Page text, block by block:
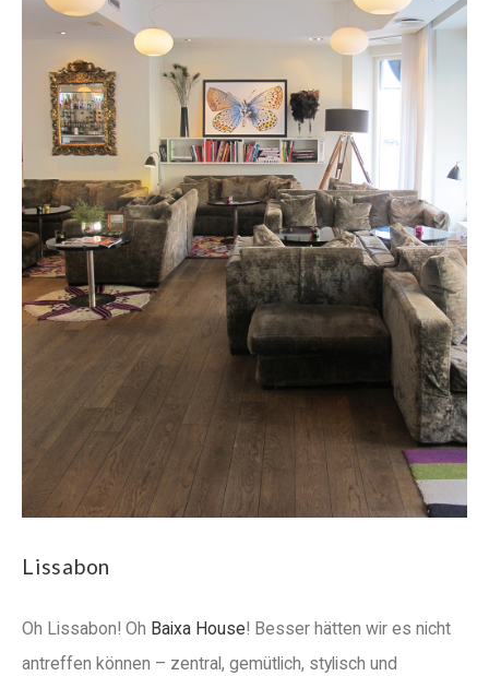
Lissabon
Oh Lissabon! Oh Baixa House! Besser hätten wir es nicht
antreffen können – zentral, gemütlich, stylisch und